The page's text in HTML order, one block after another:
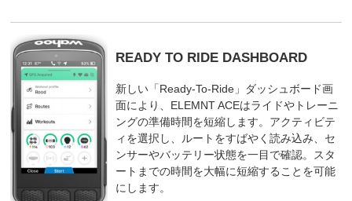
READY TO RIDE DASHBOARD
新しい「Ready-To-Ride」ダッシュボード画
面により、ELEMNT ACEはライドやトレーニ
ングの準備時間を短縮します。アクティビテ
ィを選択し、ルートをすばやく読み込み、セ
ンサーやバッテリー状態を一目で確認。スタ
ートまでの時間を大幅に短縮することを可能
にします。